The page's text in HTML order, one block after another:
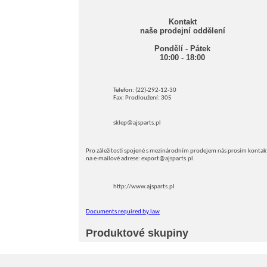
Kontakt
naše prodejní oddělení
Pondělí - Pátek
10:00 - 18:00
Telefon: (22)-292-12-30
Fax: Prodloužení: 305
sklep@ajsparts.pl
Pro záležitosti spojené s mezinárodním prodejem nás prosím
na e-mailové adrese: export@ajsparts.pl.
http://www.ajsparts.pl
Documents required by law
Produktové skupiny